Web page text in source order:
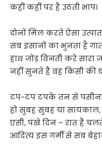
कहीं कहीं पर है उठती भाप।
दोनों मिल करते ऐसा
सब इंसानों का भुनता है
हाथ जोड़ विनती करे सारा
नहीं सुनते हैं वह किसी की
टप-टप टपके तन से
हो सुबह सुबह या सायंकाल,
एसी, पंखे दिन – रात हैं
आदित्य इस गर्मी से सब